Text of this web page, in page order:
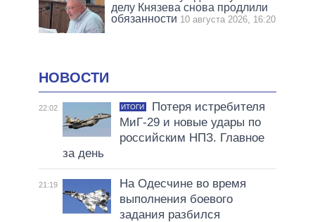
делу Князева снова продлили
обязанности 10 августа 2026, 16:20
НОВОСТИ
22:02 ИТОГИ
Потеря истребителя
МиГ-29 и новые удары по
российским НПЗ. Главное
за день
21:19
На Одесчине во время
выполнения боевого
задания разбился